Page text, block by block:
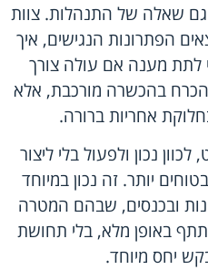
גם שאלה של התנהלות. צוות
הפתרונות הנגישים, איך
לתת מענה אם עולה צורך
בהכשרה מורכבת, אלא
אחריות ברורה.
נכון ולפעול בלי ליצור
יותר. זה נכון במיוחד
ובכנסים, שבהם המטרה
באופן מלא, בלי תחושת
יחס מיוחד.